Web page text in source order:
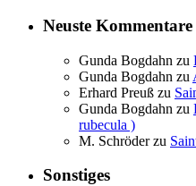
Neuste Kommentare
Gunda Bogdahn zu
Gunda Bogdahn zu
Erhard Preuß zu
Gunda Bogdahn zu
rubecula )
M. Schröderzu
Sonstiges